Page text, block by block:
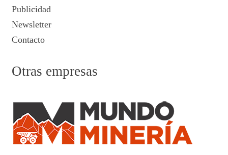
Publicidad
Newsletter
Contacto
Otras empresas